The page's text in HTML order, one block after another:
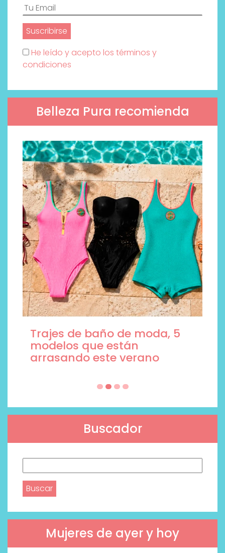
He leído y acepto los términos y
condiciones
Belleza Pura recomienda
Trajes de baño de moda, 5
modelos que están
arrasando este verano
Buscador
Mujeres de ayer y hoy